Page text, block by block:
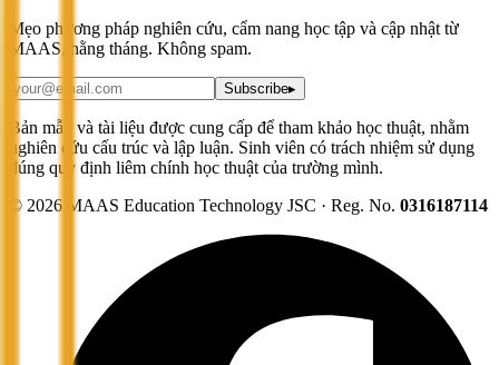
Mẹo phương pháp nghiên cứu, cẩm nang học tập và cập nhật từ
MAAS, hằng tháng. Không spam.
Subscribe▸
Bản mẫu và tài liệu được cung cấp để tham khảo học thuật, nhằm
nghiên cứu cấu trúc và lập luận. Sinh viên có trách nhiệm sử dụng
đúng quy định liêm chính học thuật của trường mình.
© 2026 MAAS Education Technology JSC · Reg. No. 0316187114